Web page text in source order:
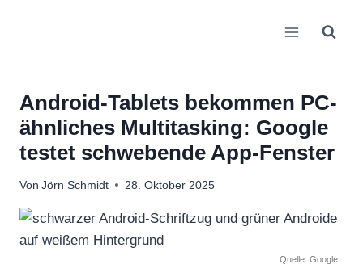
Android-Tablets bekommen PC-
ähnliches Multitasking: Google
testet schwebende App-Fenster
Von Jörn Schmidt 28. Oktober 2025
Quelle: Google